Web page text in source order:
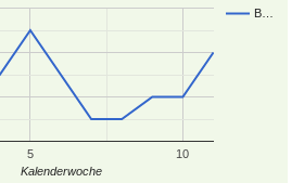
B…
5 10
Kalenderwoche